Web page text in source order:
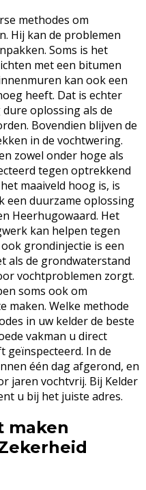
methodes om
Hij kan de problemen
Soms is het
met een bitumen
kan ook een
heeft. Dat is echter
oplossing als de
Bovendien blijven de
in de vochtwering.
zowel onder hoge als
tegen optrekkend
maaiveld hoog is, is
een duurzame oplossing
Heerhugowaard. Het
kan helpen tegen
grondinjectie is een
als de grondwaterstand
vochtproblemen zorgt.
soms ook om
maken. Welke methode
in uw kelder de beste
vakman u direct
geïnspecteerd. In de
één dag afgerond, en
jaren vochtvrij. Bij Kelder
u bij het juiste adres.
maken